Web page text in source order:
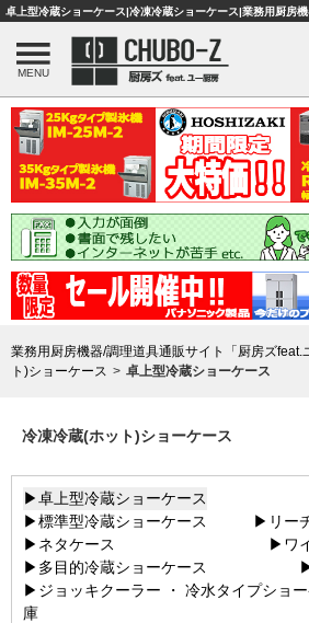
MENU
業務用厨房機器/調理道具通販サイト「厨房ズfeat.
ト)ショーケース
卓上型冷蔵ショーケース
冷凍冷蔵(ホット)ショーケース
▶卓上型冷蔵ショーケース
▶標準型冷蔵ショーケース
▶リー
▶ネタケース
▶ワ
▶多目的冷蔵ショーケース
▶ジョッキクーラー ・ 冷水タイプショ
庫